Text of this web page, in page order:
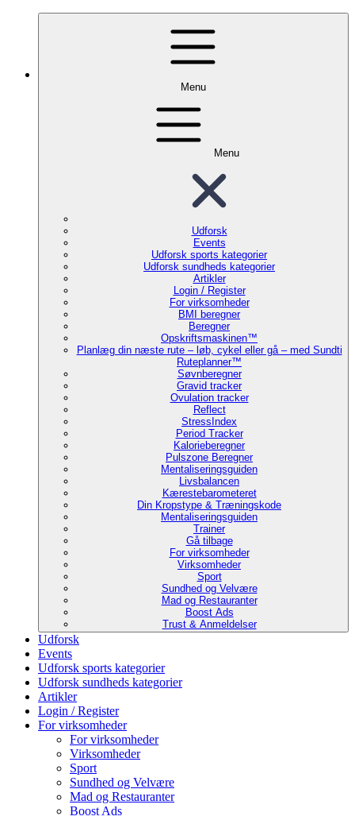
Menu
Menu
Udforsk
Events
Udforsk sports kategorier
Udforsk sundheds kategorier
Artikler
Login / Register
For virksomheder
BMI beregner
Beregner
Opskriftsmaskinen™
Planlæg din næste rute – løb, cykel eller gå – med Sundti
Ruteplanner™
Søvnberegner
Gravid tracker
Ovulation tracker
Reflect
StressIndex
Period Tracker
Kalorieberegner
Pulszone Beregner
Mentaliseringsguiden
Livsbalancen
Kærestebarometeret
Din Kropstype & Træningskode
Mentaliseringsguiden
Trainer
Gå tilbage
For virksomheder
Virksomheder
Sport
Sundhed og Velvære
Mad og Restauranter
Boost Ads
Trust & Anmeldelser
Udforsk
Events
Udforsk sports kategorier
Udforsk sundheds kategorier
Artikler
Login / Register
For virksomheder
For virksomheder
Virksomheder
Sport
Sundhed og Velvære
Mad og Restauranter
Boost Ads